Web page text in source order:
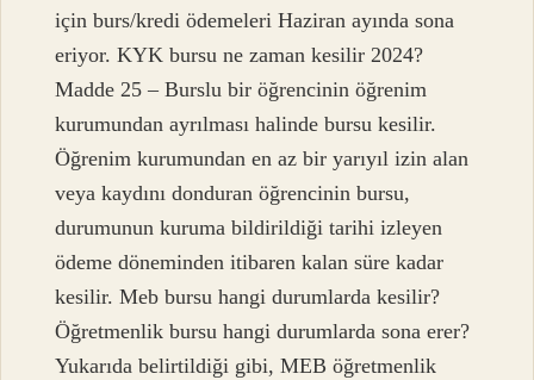
için burs/kredi ödemeleri Haziran ayında sona
eriyor. KYK bursu ne zaman kesilir 2024?
Madde 25 – Burslu bir öğrencinin öğrenim
kurumundan ayrılması halinde bursu kesilir.
Öğrenim kurumundan en az bir yarıyıl izin alan
veya kaydını donduran öğrencinin bursu,
durumunun kuruma bildirildiği tarihi izleyen
ödeme döneminden itibaren kalan süre kadar
kesilir. Meb bursu hangi durumlarda kesilir?
Öğretmenlik bursu hangi durumlarda sona erer?
Yukarıda belirtildiği gibi, MEB öğretmenlik